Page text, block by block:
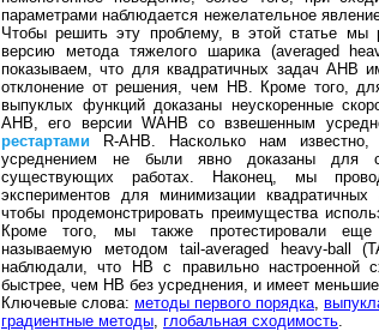
параметрами наблюдается нежелательное
Чтобы решить эту проблему, в этой статье мы
версию метода тяжелого шарика (averaged
показываем, что для квадратичных задач AHB
отклонение от решения, чем HB. Кроме того,
выпуклых функций доказаны неускоренные
AHB, его версии WAHB cо взвешенным
рестартами R-AHB. Насколько нам
усреднением не были явно доказаны для
существующих работах. Наконец, мы
экспериментов для минимизации квадратичных
чтобы продемонстрировать преимущества
Кроме того, мы также протестировали
называемую методом tail-averaged heavy-ball
наблюдали, что HB с правильно настроенной
быстрее, чем HB без усреднения, и имеет
Ключевые слова: методы первого порядка
градиентные методы глобальная сходимость